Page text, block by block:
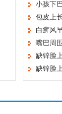
小孩下
包皮上
白癣风
嘴巴周
缺锌脸
缺锌脸